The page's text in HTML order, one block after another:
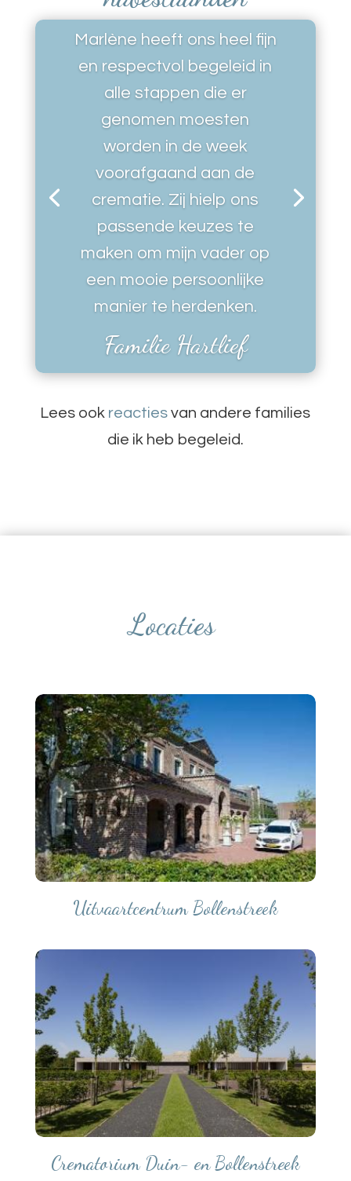
Marlène heeft ons heel fijn
en respectvol begeleid in
alle stappen die er
genomen moesten
worden in de week
voorafgaand aan de
crematie. Zij hielp ons
passende keuzes te
maken om mijn vader op
een mooie persoonlijke
manier te herdenken.
Familie Hartlief
Lees ook reacties van andere families
die ik heb begeleid.
Locaties
Uitvaartcentrum Bollenstreek
Crematorium Duin- en Bollenstreek